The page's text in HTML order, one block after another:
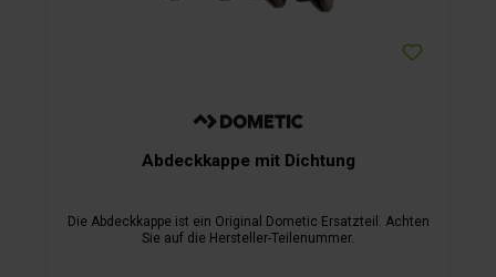
Abdeckkappe mit Dichtung
Die Abdeckkappe ist ein Original Dometic Ersatzteil. Achten
Sie auf die Hersteller-Teilenummer.